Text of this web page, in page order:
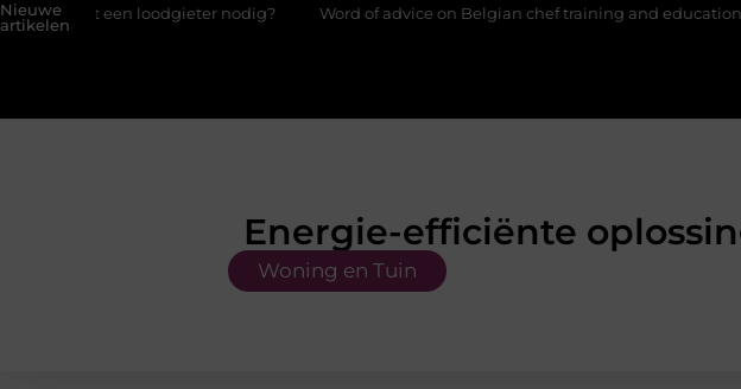
Nieuwe
artikelen
nodig? Word of advice on Belgian chef training and education Waarom je een
Energie-efficiënte
Woning en Tuin